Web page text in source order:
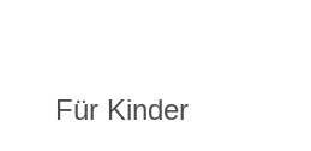
Für Kinder